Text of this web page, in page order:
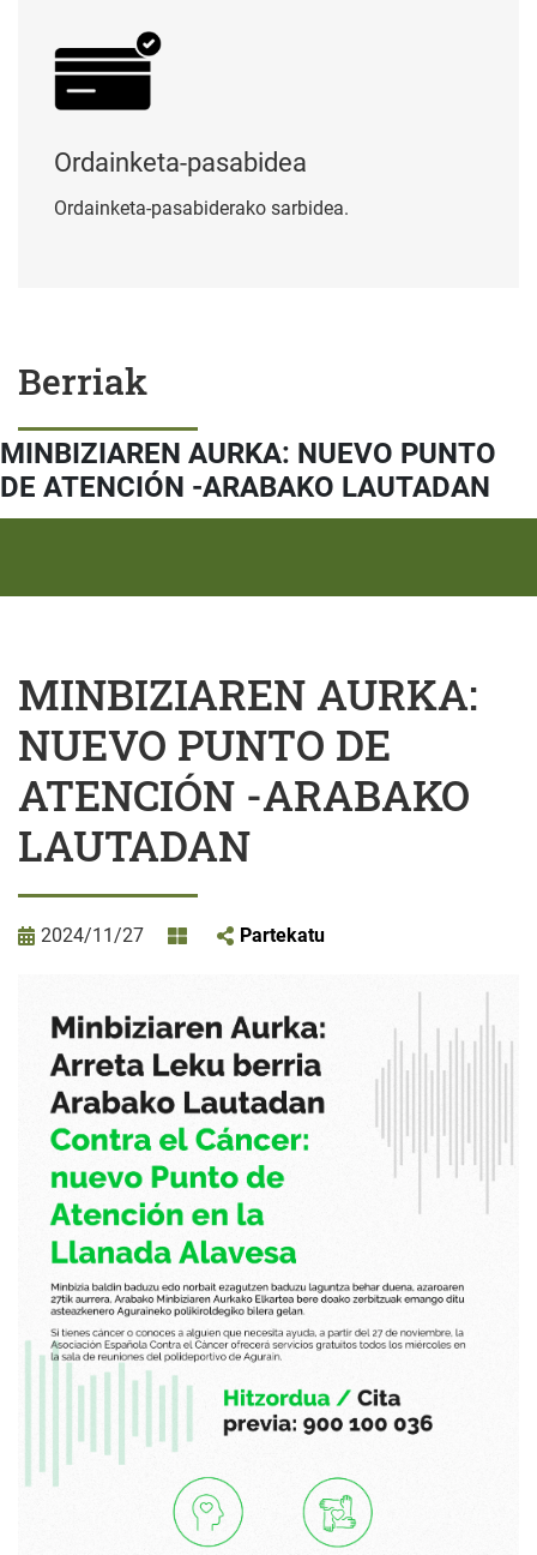
Ordainketa-pasabidea
Ordainketa-pasabiderako sarbidea.
Berriak
MINBIZIAREN AURKA: NUEVO PUNTO
DE ATENCIÓN -ARABAKO LAUTADAN
MINBIZIAREN AURKA:
NUEVO PUNTO DE
ATENCIÓN -ARABAKO
LAUTADAN
2024/11/27 Partekatu